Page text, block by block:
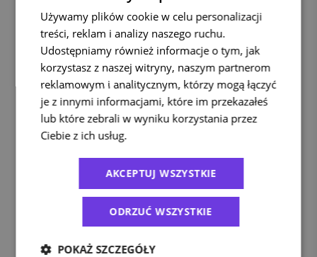
Bez umów, bez zobowiązań - jedna faktura, jeden
panel, jeden partner logistyczny.
Zamów kuriera po odbiór Twojej przesyłki!
ZAŁÓŻ DARMOWE KONTOLUB ZALOGUJ SIĘ
Kategorie
Bez kategorii
E-commerce
Ekologia
Porady
Przesyłki zagraniczne
Używamy plików cookie w celu personalizacji
treści, reklam i analizy naszego ruchu.
Udostępniamy również informacje o tym, jak
korzystasz z naszej witryny, naszym partnerom
reklamowym i analitycznym, którzy mogą łączyć
je z innymi informacjami, które im przekazałeś
lub które zebrali w wyniku korzystania przez
Ciebie z ich usług.
AKCEPTUJ WSZYSTKIE
ODRZUĆ WSZYSTKIE
POKAŻ SZCZEGÓŁY